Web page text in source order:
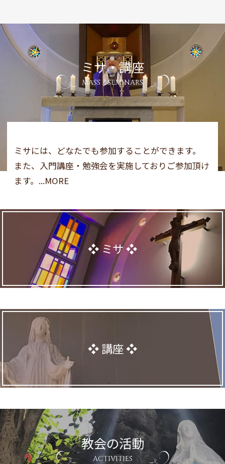
ミサ・講座
MASS / SEMINARS
ミサには、どなたでも参加することができます。
また、入門講座・勉強会を実施しておりご参加頂け
ます。...MORE
ミサ
講座
教会の活動
ACTIVITIES